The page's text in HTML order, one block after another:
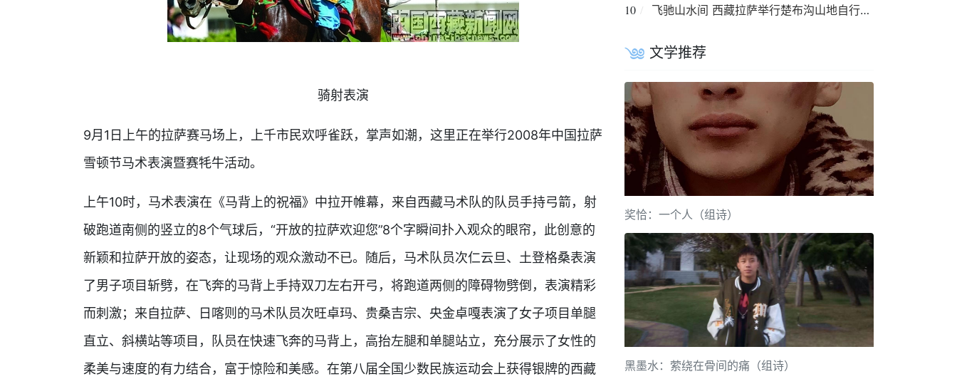
骑射表演
9月1日上午的拉萨赛马场上，上千市民欢呼雀跃，掌声如潮，这里正在举行2008年中国拉萨
雪顿节马术表演暨赛牦牛活动。
上午10时，马术表演在《马背上的祝福》中拉开帷幕，来自西藏马术队的队员手持弓箭，射
破跑道南侧的竖立的8个气球后，“开放的拉萨欢迎您”8个字瞬间扑入观众的眼帘，此创意的
新颖和拉萨开放的姿态，让现场的观众激动不已。随后，马术队员次仁云旦、土登格桑表演
了男子项目斩劈，在飞奔的马背上手持双刀左右开弓，将跑道两侧的障碍物劈倒，表演精彩
而刺激；来自拉萨、日喀则的马术队员次旺卓玛、贵桑吉宗、央金卓嘎表演了女子项目单腿
直立、斜横站等项目，队员在快速飞奔的马背上，高抬左腿和单腿站立，充分展示了女性的
柔美与速度的有力结合，富于惊险和美感。在第八届全国少数民族运动会上获得银牌的西藏
10 飞驰山水间 西藏拉萨举行楚布沟山地自行车越野赛
文学推荐
奖恰：一个人（组诗）
黑墨水：萦绕在骨间的痛（组诗）